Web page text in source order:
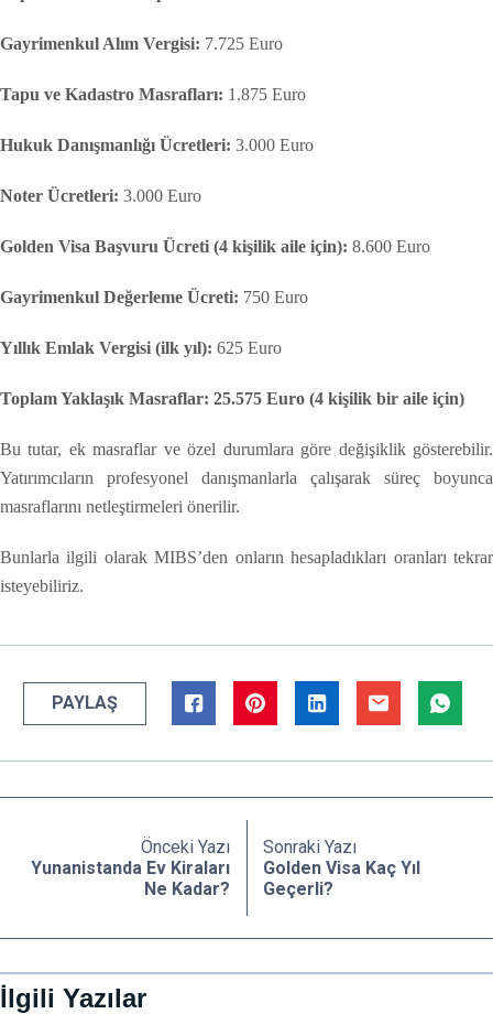
Gayrimenkul Alım Vergisi: 7.725 Euro
Tapu ve Kadastro Masrafları: 1.875 Euro
Hukuk Danışmanlığı Ücretleri: 3.000 Euro
Noter Ücretleri: 3.000 Euro
Golden Visa Başvuru Ücreti (4 kişilik aile için): 8.600 Euro
Gayrimenkul Değerleme Ücreti: 750 Euro
Yıllık Emlak Vergisi (ilk yıl): 625 Euro
Toplam Yaklaşık Masraflar: 25.575 Euro (4 kişilik bir aile için)
Bu tutar, ek masraflar ve özel durumlara göre değişiklik gösterebilir.
Yatırımcıların profesyonel danışmanlarla çalışarak süreç boyunca
masraflarını netleştirmeleri önerilir.
Bunlarla ilgili olarak MIBS’den onların hesapladıkları oranları tekrar
isteyebiliriz.
PAYLAŞ
Önceki Yazı
Yunanistanda Ev Kiraları
Ne Kadar?
Sonraki Yazı
Golden Visa Kaç Yıl
Geçerli?
İlgili Yazılar